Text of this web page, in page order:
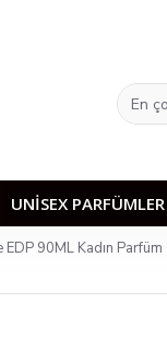
UNISEX PARFÜMLER
90ML Kadın Parfüm